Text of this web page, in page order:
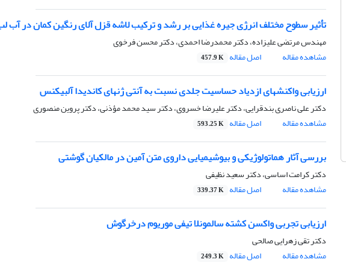
تأثیر سطوح مختلف انرژی جیره غذایی بر رشد و ترکیب لاشه قزل آلای رنگین کمان در آب
مهندس مرتضی علیزاده، دکتر محمدرضا احمدی، دکتر محسن فرخوی
مشاهده مقاله
اصل مقاله 457.9 K
ارزیابی واکنشهای ازدیاد حساسیت جلدی نسبت به آنتی ژنهای کاندیدا آلبیکنس
دکتر علی ناصری بندقرایی، دکتر علیرضا خسروی، دکتر سید محمد مؤذنی، دکتر پروین منصوری
مشاهده مقاله
اصل مقاله 593.25 K
بررسی آثار هماتولوژیکی و بیوشیمیایی داروی متن آمین در مالکیان گوشتی
دکتر کرامت اساسی، دکتر سعید نظیفی
مشاهده مقاله
اصل مقاله 339.37 K
ارزیابی تجربی واکسن کشته سالمونلا تیفی موریوم درخرگوش
دکتر تقی زهرایی صالحی
مشاهده مقاله
اصل مقاله 249.3 K